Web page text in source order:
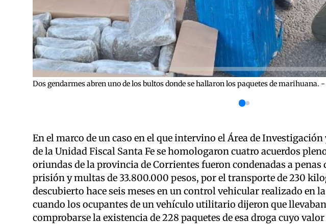
Dos gendarmes abren uno de los bultos donde se hallaron los paquetes de marihuana.
En el marco de un caso en el que intervino el Área de
de la Unidad Fiscal Santa Fe se homologaron cuatro acuerdos
oriundas de la provincia de Corrientes fueron condenadas a penas
prisión y multas de 33.800.000 pesos, por el transporte de 230
descubierto hace seis meses en un control vehicular realizado en
cuando los ocupantes de un vehículo utilitario dijeron que
comprobarse la existencia de 228 paquetes de esa droga cuyo